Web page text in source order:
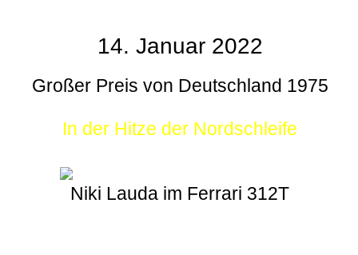
14. Januar 2022
Großer Preis von Deutschland 1975
In der Hitze der Nordschleife
Niki Lauda im Ferrari 312T